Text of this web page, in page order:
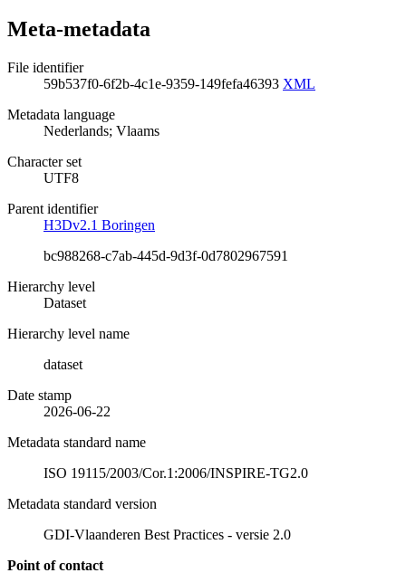
Meta-metadata
File identifier
59b537f0-6f2b-4c1e-9359-149fefa46393 XML
Metadata language
Nederlands; Vlaams
Character set
UTF8
Parent identifier
H3Dv2.1 Boringen
bc988268-c7ab-445d-9d3f-0d7802967591
Hierarchy level
Dataset
Hierarchy level name
dataset
Date stamp
2026-06-22
Metadata standard name
ISO 19115/2003/Cor.1:2006/INSPIRE-TG2.0
Metadata standard version
GDI-Vlaanderen Best Practices - versie 2.0
Point of contact